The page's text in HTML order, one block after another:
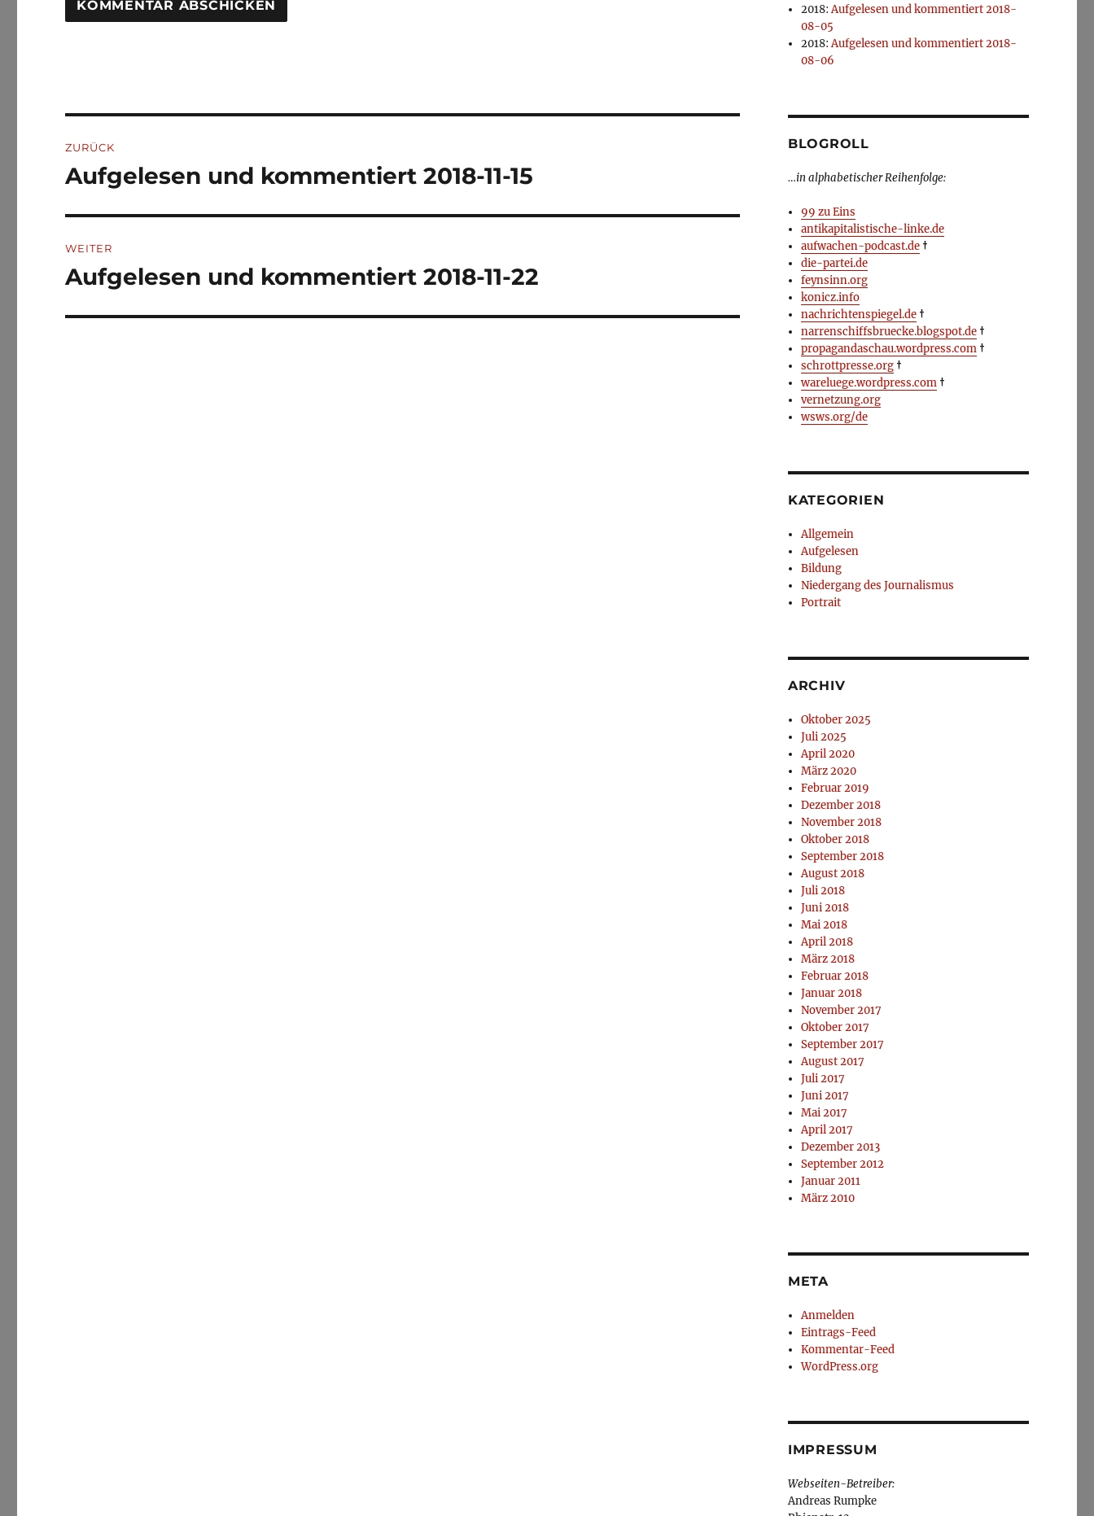
ZURÜCK
Vorheriger
Aufgelesen und kommentiert 2018-11-15
WEITER
Nächster
Aufgelesen und kommentiert 2018-11-22
2018:Aufgelesen und kommentiert 2018-
08-05
2018:Aufgelesen und kommentiert 2018-
08-06
BLOGROLL
…in alphabetischer Reihenfolge:
99 zu Eins
antikapitalistische-linke.de
aufwachen-podcast.de †
die-partei.de
feynsinn.org
konicz.info
nachrichtenspiegel.de †
narrenschiffsbruecke.blogspot.de †
propagandaschau.wordpress.com †
schrottpresse.org †
wareluege.wordpress.com †
vernetzung.org
wsws.org/de
KATEGORIEN
Allgemein
Aufgelesen
Bildung
Niedergang des Journalismus
Portrait
ARCHIV
Oktober 2025
Juli 2025
April 2020
März 2020
Februar 2019
Dezember 2018
November 2018
Oktober 2018
September 2018
August 2018
Juli 2018
Juni 2018
Mai 2018
April 2018
März 2018
Februar 2018
Januar 2018
November 2017
Oktober 2017
September 2017
August 2017
Juli 2017
Juni 2017
Mai 2017
April 2017
Dezember 2013
September 2012
Januar 2011
März 2010
META
Anmelden
Eintrags-Feed
Kommentar-Feed
WordPress.org
IMPRESSUM
Webseiten-Betreiber:
Andreas Rumpke